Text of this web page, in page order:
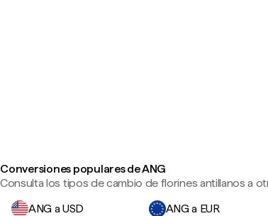
Conversiones populares de ANG
Consulta los tipos de cambio de florines antillanos a
ANG a USD
ANG a EUR